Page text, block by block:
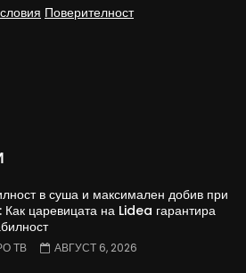
Поверителност
в суша и максимален добив при
Как царевицата на Lidea гарантира
ТВ АВГУСТ 6, 2026